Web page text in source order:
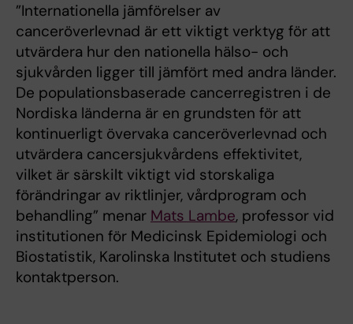
”Internationella jämförelser av
canceröverlevnad är ett viktigt verktyg för att
utvärdera hur den nationella hälso- och
sjukvården ligger till jämfört med andra länder.
De populationsbaserade cancerregistren i de
Nordiska länderna är en grundsten för att
kontinuerligt övervaka canceröverlevnad och
utvärdera cancersjukvårdens effektivitet,
vilket är särskilt viktigt vid storskaliga
förändringar av riktlinjer, vårdprogram och
behandling” menar Mats Lambe, professor vid
institutionen för Medicinsk Epidemiologi och
Biostatistik, Karolinska Institutet och studiens
kontaktperson.